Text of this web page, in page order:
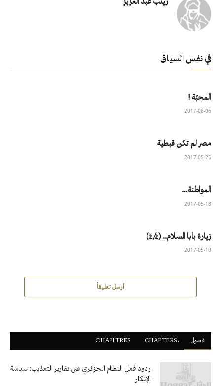
في نفس السياق
المحبّة !
2017-06-06
مصر لم تكن قبطية
2017-05-25
المواطنة…
2017-05-18
زيارة بابا السلام.. (2/2)
2017-05-10
أرسل تعليقاً
فصول CHAPITRES
ردود فعل النظام الجزائري على تقارير التعذيب: سياسة
الإنكار